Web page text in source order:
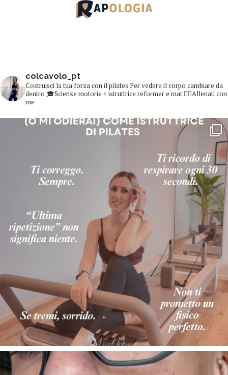
colcavolo_pt
Costruisci la tua forza con il pilates Per vedere il corpo cambiare da
dentro 🎓Scienze motorie + istruttrice reformer e mat 👇🏻Allenati con
me